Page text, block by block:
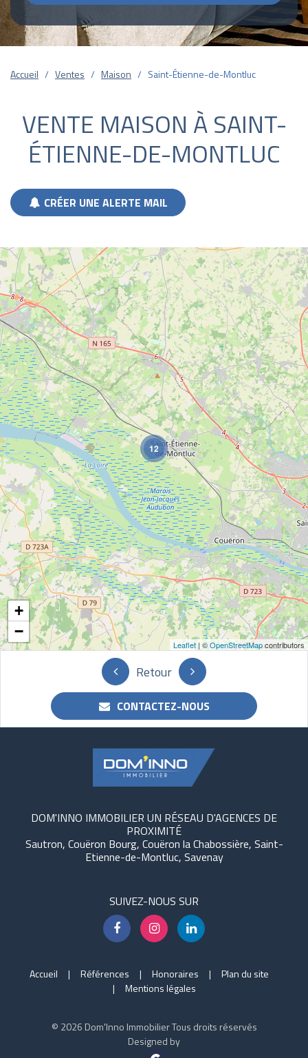
Accueil Ventes Maison Saint-Étienne-de-Montluc
VENTE MAISON À SAINT-
ÉTIENNE-DE-MONTLUC
CRÉER UNE ALERTE MAIL
12
+
−
Leaflet | ©OpenStreetMapcontributors
Retour
CONTACTEZ-NOUS
DOM'INNO IMMOBILIER UN RÉSEAU D'AGENCES DE
PROXIMITÉ
Sautron, Couëron Bourg, Couëron la Chabossière, Saint-
Etienne-de-Montluc, Savenay
SUIVEZ-NOUS SUR
Accueil Références Honoraires
Plan du site
Mentions légales
© 2026 Dom'Inno Immobilier Tous droits réservés
Designed by